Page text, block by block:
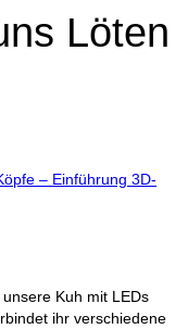
Löten
– Einführung 3D-
Kuh mit LEDs
ihr verschiedene